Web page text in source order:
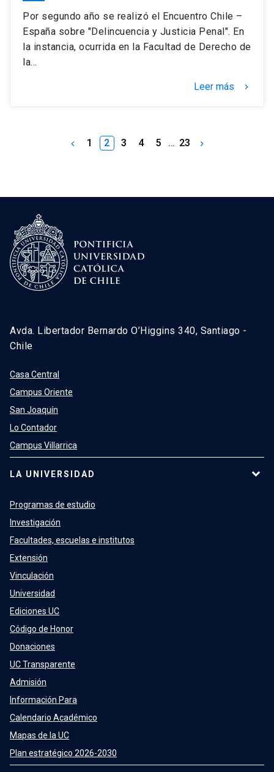
Por segundo año se realizó el Encuentro Chile –
España sobre "Delincuencia y Justicia Penal". En
la instancia, ocurrida en la Facultad de Derecho de
la…
Leer más keyboard_arrow_right
keyboard_arrow_left 1 2 3 4 5 … 23 keyboard_arrow_right
Avda. Libertador Bernardo O’Higgins 340, Santiago -
Chile
Casa Central
Campus Oriente
San Joaquín
Lo Contador
Campus Villarrica
LA UNIVERSIDAD
Programas de estudio
Investigación
Facultades, escuelas e institutos
Extensión
Vinculación
Universidad
Ediciones UC
Código de Honor
Donaciones
UC Transparente
Admisión
Información Para
Calendario Académico
Mapas de la UC
Plan estratégico 2026-2030